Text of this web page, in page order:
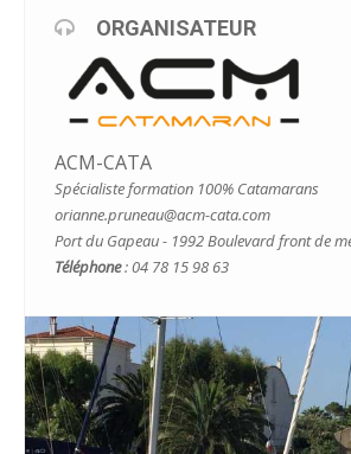
ORGANISATEUR
ACM-CATA
Spécialiste formation 100% Catamarans
orianne.pruneau@acm-cata.com
Port du Gapeau - 1992 Boulevard front de
Téléphone: 04 78 15 98 63